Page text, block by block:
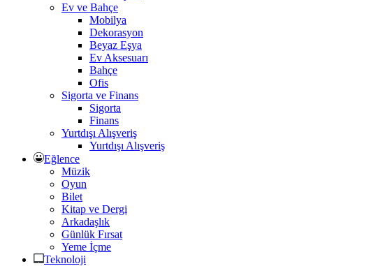
Ev ve Bahçe
Mobilya
Dekorasyon
Beyaz Eşya
Ev Aksesuarı
Bahçe
Ofis
Sigorta ve Finans
Sigorta
Finans
Yurtdışı Alışveriş
Yurtdışı Alışveriş
Eğlence
Müzik
Oyun
Bilet
Kitap ve Dergi
Arkadaşlık
Günlük Fırsat
Yeme İçme
Teknoloji